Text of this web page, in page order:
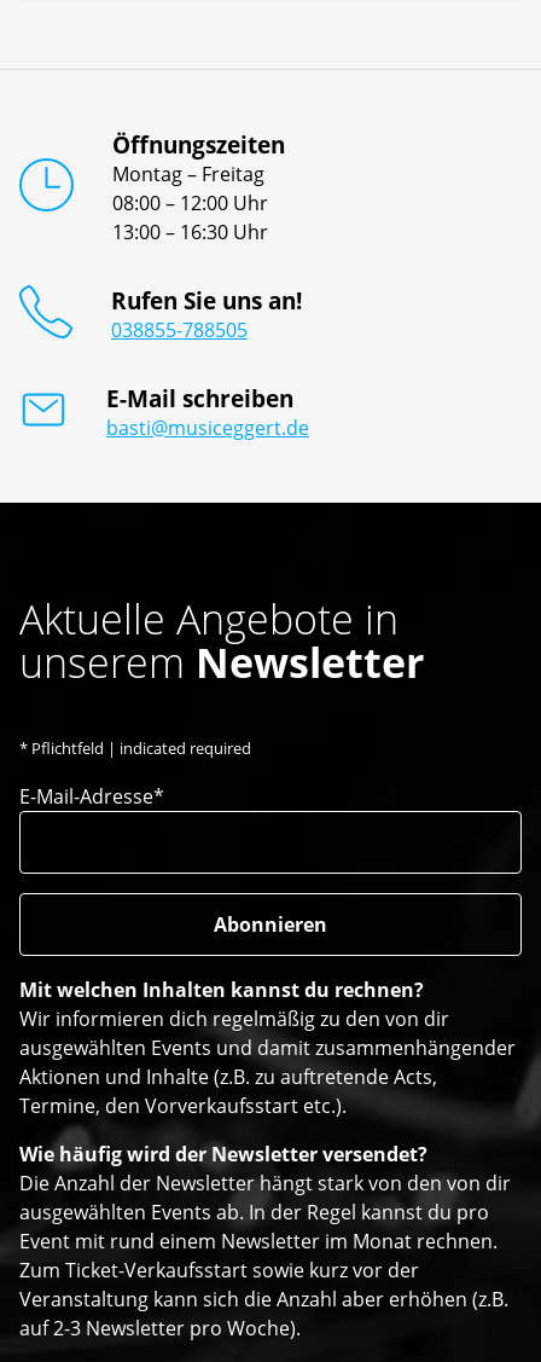
Öffnungszeiten
Montag – Freitag
08:00 – 12:00 Uhr
13:00 – 16:30 Uhr
Rufen Sie uns an!
038855-788505
E-Mail schreiben
basti@musiceggert.de
Aktuelle Angebote in
unserem Newsletter
* Pflichtfeld | indicated required
E-Mail-Adresse*
Mit welchen Inhalten kannst du rechnen?
Wir informieren dich regelmäßig zu den von dir
ausgewählten Events und damit zusammenhängender
Aktionen und Inhalte (z.B. zu auftretende Acts,
Termine, den Vorverkaufsstart etc.).
Wie häufig wird der Newsletter versendet?
Die Anzahl der Newsletter hängt stark von den von dir
ausgewählten Events ab. In der Regel kannst du pro
Event mit rund einem Newsletter im Monat rechnen.
Zum Ticket-Verkaufsstart sowie kurz vor der
Veranstaltung kann sich die Anzahl aber erhöhen (z.B.
auf 2-3 Newsletter pro Woche).